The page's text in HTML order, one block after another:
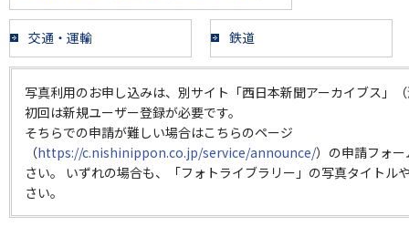
交通・運輸 鉄道
写真利用のお申し込みは、別サイト「西日本新聞アーカイブス」
初回は新規ユーザー登録が必要です。
そちらでの申請が難しい場合はこちらのページ
（https://c.nishinippon.co.jp/service/announce/）の申請フォ
さい。 いずれの場合も、「フォトライブラリー」の写真タイトル
さい。